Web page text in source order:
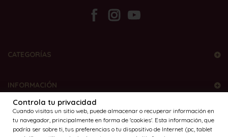
CATEGORÍAS
INFORMACIÓN
MÉTODOS DE PAGO
Controla tu privacidad
Cuando visitas un sitio web, puede almacenar o recuperar información en
tu navegador, principalmente en forma de 'cookies'. Esta información, que
podría ser sobre ti, tus preferencias o tu dispositivo de Internet (pc, tablet